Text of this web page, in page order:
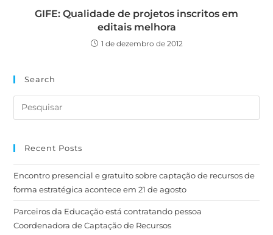
GIFE: Qualidade de projetos inscritos em
editais melhora
1 de dezembro de 2012
Search
Recent Posts
Encontro presencial e gratuito sobre captação de recursos de
forma estratégica acontece em 21 de agosto
Parceiros da Educação está contratando pessoa
Coordenadora de Captação de Recursos